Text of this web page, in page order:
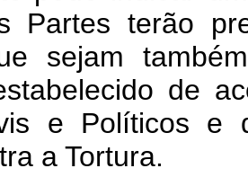
Partes terão
sejam
de
e Políticos e
a Tortura.